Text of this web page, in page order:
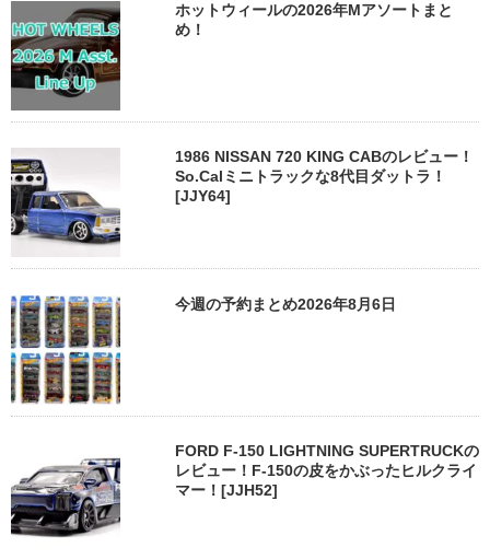
ホットウィールの2026年Mアソートまと
め！
1986 NISSAN 720 KING CABのレビュー！
So.Calミニトラックな8代目ダットラ！
[JJY64]
今週の予約まとめ2026年8月6日
FORD F-150 LIGHTNING SUPERTRUCKの
レビュー！F-150の皮をかぶったヒルクライ
マー！[JJH52]